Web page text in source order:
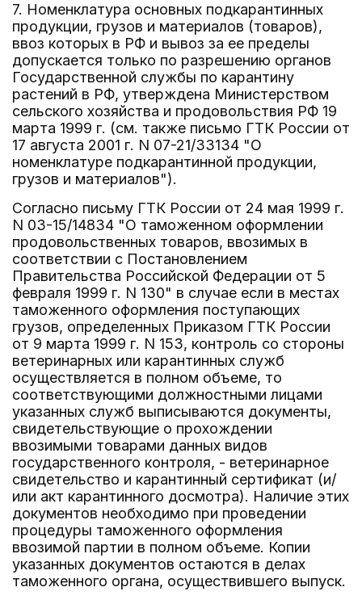
7. Номенклатура основных подкарантинных
продукции, грузов и материалов (товаров),
ввоз которых в РФ и вывоз за ее пределы
допускается только по разрешению органов
Государственной службы по карантину
растений в РФ, утверждена Министерством
сельского хозяйства и продовольствия РФ 19
марта 1999 г. (см. также письмо ГТК России от
17 августа 2001 г. N 07-21/33134 "О
номенклатуре подкарантинной продукции,
грузов и материалов").
Согласно письму ГТК России от 24 мая 1999 г.
N 03-15/14834 "О таможенном оформлении
продовольственных товаров, ввозимых в
соответствии с Постановлением
Правительства Российской Федерации от 5
февраля 1999 г. N 130" в случае если в местах
таможенного оформления поступающих
грузов, определенных Приказом ГТК России
от 9 марта 1999 г. N 153, контроль со стороны
ветеринарных или карантинных служб
осуществляется в полном объеме, то
соответствующими должностными лицами
указанных служб выписываются документы,
свидетельствующие о прохождении
ввозимыми товарами данных видов
государственного контроля, - ветеринарное
свидетельство и карантинный сертификат (и/
или акт карантинного досмотра). Наличие этих
документов необходимо при проведении
процедуры таможенного оформления
ввозимой партии в полном объеме. Копии
указанных документов остаются в делах
таможенного органа, осуществившего выпуск.